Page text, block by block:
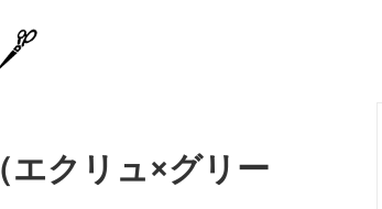
クリュ×グリー